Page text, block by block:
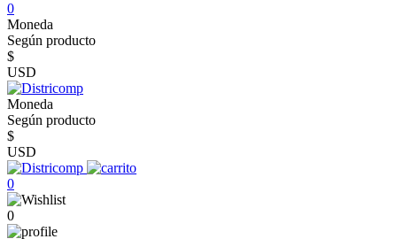
0
Moneda
Según producto
$
USD
Moneda
Según producto
$
USD
0
0